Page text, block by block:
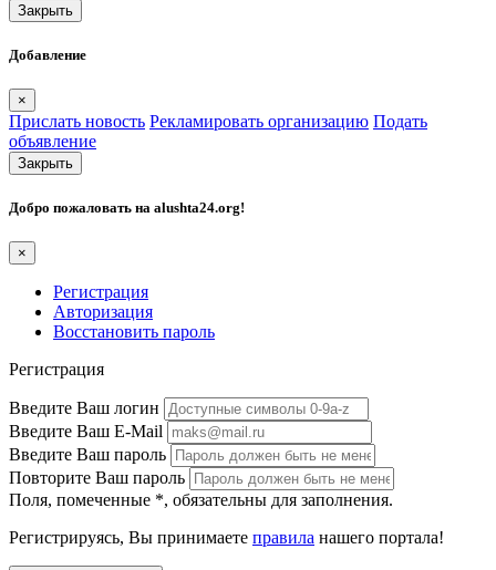
Закрыть
Добавление
×
Прислать новость Рекламировать организацию Подать
объявление
Закрыть
Добро пожаловать на alushta24.org!
×
Регистрация
Авторизация
Восстановить пароль
Регистрация
Введите Ваш логин
Введите Ваш E-Mail
Введите Ваш пароль
Повторите Ваш пароль
Поля, помеченные *, обязательны для заполнения.
Регистрируясь, Вы принимаете правила нашего портала!